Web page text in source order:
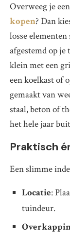
Overweeg je een
kopen? Dan
losse
afgestemd op
klein met een
een koelkast of
gemaakt van
staal, beton of
het hele jaar
Praktisch
Een slimme
Locatie:
tuindeur.